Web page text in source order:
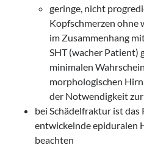
geringe, nicht
Kopfschmerzen ohne
im Zusammenhang
SHT (wacher Patient)
minimalen
morphologischen
der Notwendigkeit
bei Schädelfraktur ist das
entwickelnde epiduralen
beachten